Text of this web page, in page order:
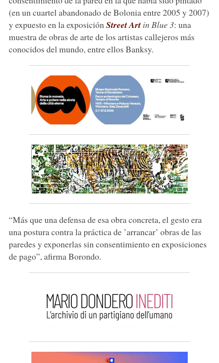
(en un cuartel abandonado de Bolonia entre 2005 y 2007)
y expuesto en la exposición Street Artin Blue 3: una
muestra de obras de arte de los artistas callejeros más
conocidos del mundo, entre ellos Banksy.
“Más que una defensa de esa obra concreta, el gesto era
una postura contra la práctica de ’arrancar’ obras de las
paredes y exponerlas sin consentimiento en exposiciones
de pago”, afirma Borondo.